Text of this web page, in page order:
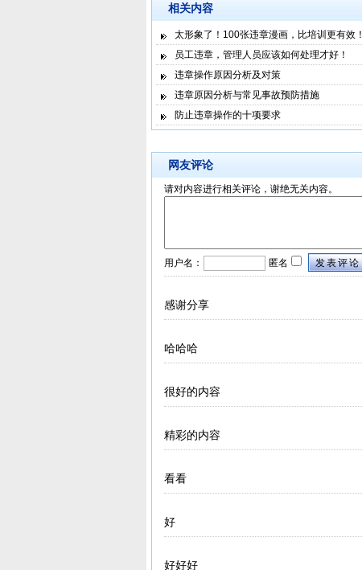
相关内容
太形象了！100张违章漫画，比培训更有效！
员工违章，管理人员应该如何处理才好！
违章操作原因分析及对策
违章原因分析与常见事故预防措施
防止违章操作的十项要求
网友评论
请对内容进行相关评论，谢绝无关内容。
用户名： 匿名
发表评论
感谢分享
哈哈哈
很好的内容
精彩的内容
看看
好
好好好